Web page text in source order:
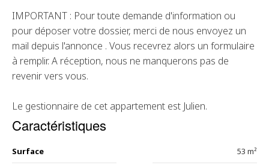
IMPORTANT : Pour toute demande d'information ou
pour déposer votre dossier, merci de nous envoyez un
mail depuis l'annonce . Vous recevrez alors un formulaire
à remplir. A réception, nous ne manquerons pas de
revenir vers vous.
Le gestionnaire de cet appartement est Julien.
Caractéristiques
Surface 53 m²